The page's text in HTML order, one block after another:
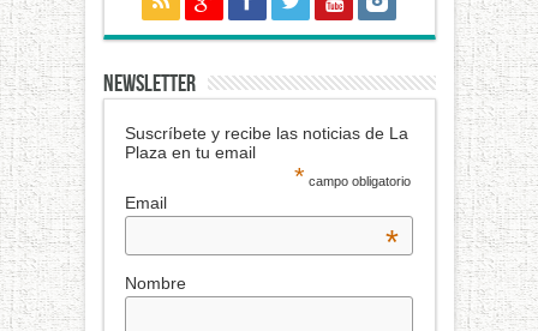
NEWSLETTER
Suscríbete y recibe las noticias de La
Plaza en tu email
* campo obligatorio
Email
*
Nombre